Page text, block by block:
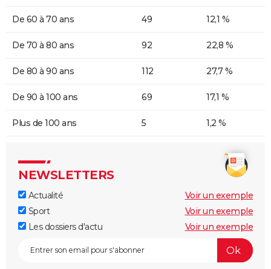
De 60 à 70 ans 49 12,1 %
De 70 à 80 ans 92 22,8 %
De 80 à 90 ans 112 27,7 %
De 90 à 100 ans 69 17,1 %
Plus de 100 ans 5 1,2 %
NEWSLETTERS
Actualité
Voir un exemple
Sport
Voir un exemple
Les dossiers d'actu
Voir un exemple